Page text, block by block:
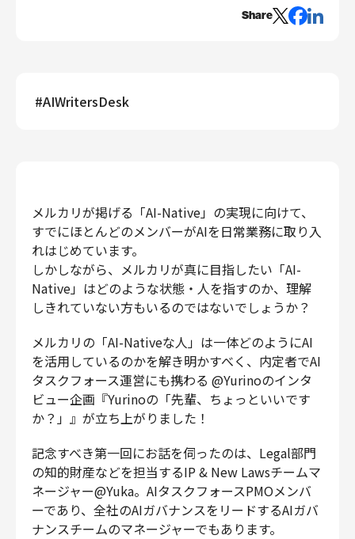
プロダクトデザイン
クリエイティブ
コーポレート
財務・経理
内部監査・リスク
法務
人事
セキュリティ・プライバシー
募集中の求人一覧
Share
#AIWritersDesk
メルカリが掲げる「AI-Native」の実現に向けて、
すでにほとんどのメンバーがAIを日常業務に取り入
れはじめています。
しかしながら、メルカリが真に目指したい「AI-
Native」はどのような状態・人を指すのか、理解
しきれていない方もいるのではないでしょうか？
メルカリの「AI-Nativeな人」は一体どのようにAI
を活用しているのかを解き明かすべく、内定者でAI
タスクフォース運営にも携わる @Yurinoのインタ
ビュー企画『Yurinoの「先輩、ちょっといいです
か？」』が立ち上がりました！
記念すべき第一回にお話を伺ったのは、Legal部門
の知的財産などを担当するIP & New Lawsチームマ
ネージャー@Yuka。AIタスクフォースPMOメンバ
ーであり、全社のAIガバナンスをリードするAIガバ
ナンスチームのマネージャーでもあります。